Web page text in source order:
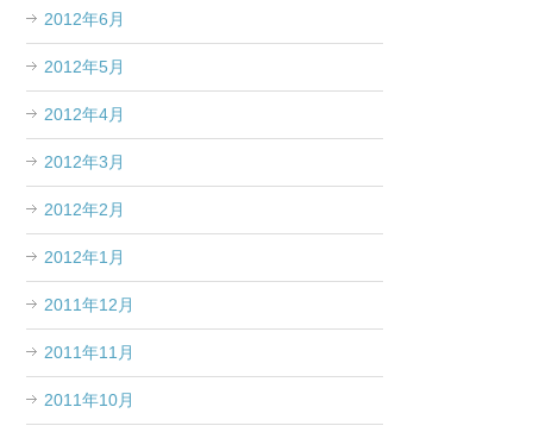
2012年6月
2012年5月
2012年4月
2012年3月
2012年2月
2012年1月
2011年12月
2011年11月
2011年10月